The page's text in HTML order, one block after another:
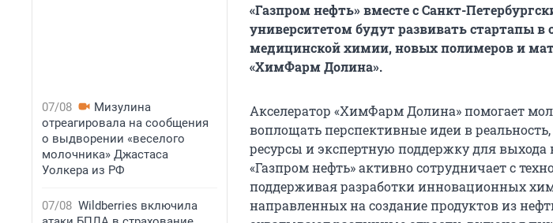
07/08
Мизулина
отреагировала на сообщения
о выдворении «веселого
молочника» Джастаса
Уолкера из РФ
07/08 Wildberries включила
«Газпром нефть» вместе с Санкт-
университетом будут развивать стартапы в
медицинской химии, новых полимеров и
«ХимФарм Долина».
Акселератор «ХимФарм Долина» помогает
воплощать перспективные идеи в
ресурсы и экспертную поддержку для выхода
«Газпром нефть» активно сотрудничает с
поддерживая разработки инновационных
направленных на создание продуктов из